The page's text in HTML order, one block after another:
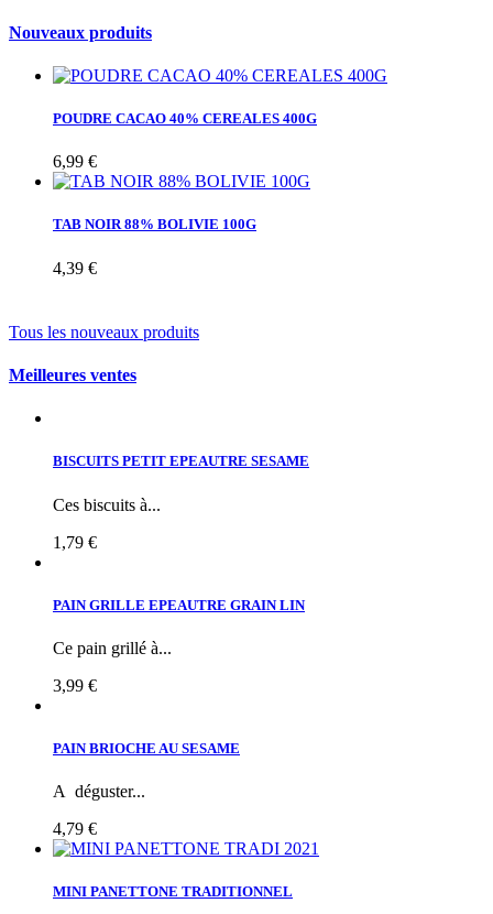
Nouveaux produits
POUDRE CACAO 40% CEREALES 400G
6,99 €
TAB NOIR 88% BOLIVIE 100G
4,39 €
Tous les nouveaux produits
Meilleures ventes
BISCUITS PETIT EPEAUTRE SESAME
Ces biscuits à...
1,79 €
PAIN GRILLE EPEAUTRE GRAIN LIN
Ce pain grillé à...
3,99 €
PAIN BRIOCHE AU SESAME
A déguster...
4,79 €
MINI PANETTONE TRADITIONNEL